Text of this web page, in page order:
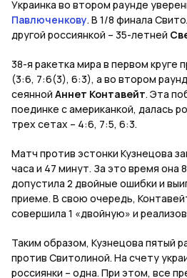
Украинка во втором раунде
Павлюченкову. В 1/8 финала
другой россиянкой – 35-летней
38-я ракетка мира в первом круге
(3:6, 7:6(3), 6:3), а во втором
сеянной Аннет Контавейт. Эта
поединке с американкой, далась
трех сетах – 4:6, 7:5, 6:3.
Матч против эстонки Кузнецова
часа и 47 минут. За это время она
допустила 2 двойные ошибки и
приеме. В свою очередь,
совершила 1 «двойную» и
Таким образом, Кузнецова пятый
против Свитолиной. На счету
россиянки – одна. При этом, все